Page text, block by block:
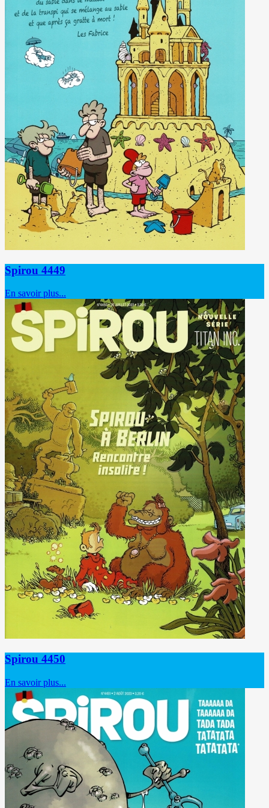
Spirou 4449
En savoir plus...
Spirou 4450
En savoir plus...